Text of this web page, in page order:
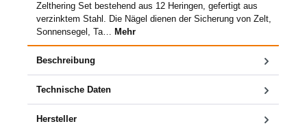
Zelthering Set bestehend aus 12 Heringen, gefertigt aus
verzinktem Stahl. Die Nägel dienen der Sicherung von Zelt,
Sonnensegel, Ta… Mehr
Beschreibung
Technische Daten
Hersteller